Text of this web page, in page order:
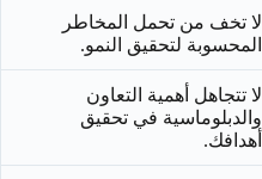
لا تخف من تحمل المخاطر
المحسوبة لتحقيق النمو.
لا تتجاهل أهمية التعاون
والدبلوماسية في تحقيق
أهدافك.